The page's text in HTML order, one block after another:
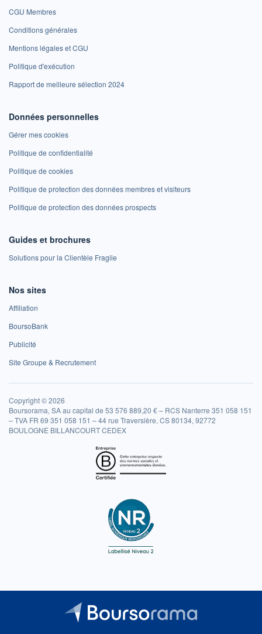
CGU Membres
Conditions générales
Mentions légales et CGU
Politique d'exécution
Rapport de meilleure sélection 2024
Données personnelles
Gérer mes cookies
Politique de confidentialité
Politique de cookies
Politique de protection des données membres et visiteurs
Politique de protection des données prospects
Guides et brochures
Solutions pour la Clientèle Fragile
Nos sites
Affiliation
BoursoBank
Publicité
Site Groupe & Recrutement
Copyright © 2026
Boursorama, SA au capital de 53 576 889,20 € – RCS Nanterre 351 058 151
– TVA FR 69 351 058 151 – 44 rue Traversière, CS 80134, 92772
BOULOGNE BILLANCOURT CEDEX